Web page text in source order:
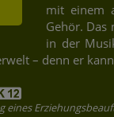
mit einem
Gehör.
in der
– denn er
eines